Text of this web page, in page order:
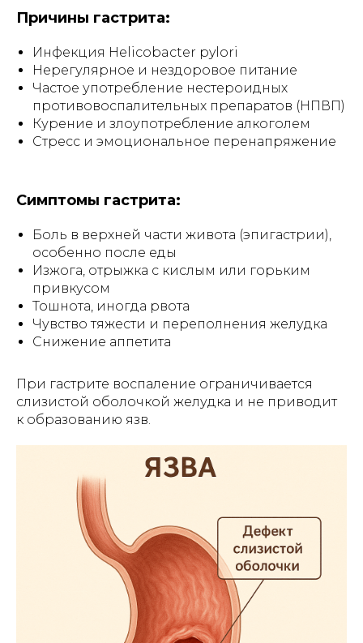
Причины гастрита:
Инфекция Helicobacter pylori
Нерегулярное и нездоровое питание
Частое употребление нестероидных
противовоспалительных препаратов (НПВП)
Курение и злоупотребление алкоголем
Стресс и эмоциональное перенапряжение
Симптомы гастрита:
Боль в верхней части живота (эпигастрии),
особенно после еды
Изжога, отрыжка с кислым или горьким
привкусом
Тошнота, иногда рвота
Чувство тяжести и переполнения желудка
Снижение аппетита
При гастрите воспаление ограничивается
слизистой оболочкой желудка и не приводит
к образованию язв.